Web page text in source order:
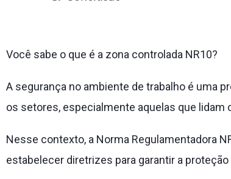
Você sabe o que é a zona controlada NR10?
A segurança no ambiente de trabalho é uma
os setores, especialmente aquelas que lidam
Nesse contexto, a Norma Regulamentadora
estabelecer diretrizes para garantir a